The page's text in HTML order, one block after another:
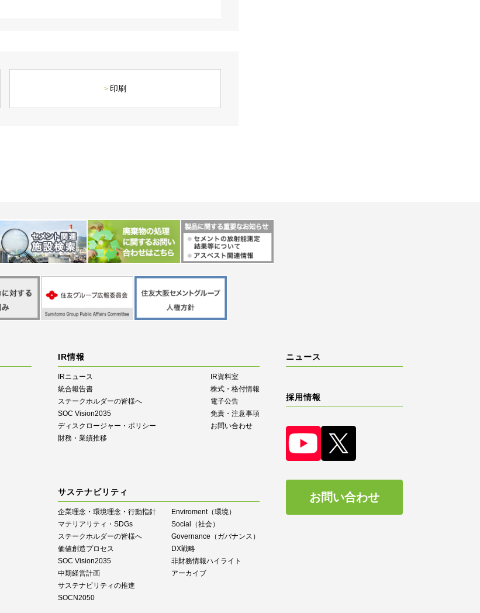
印刷
IR情報
IRニュース
統合報告書
ステークホルダーの皆様へ
SOC Vision2035
ディスクロージャー・ポリシー
財務・業績推移
IR資料室
株式・格付情報
電子公告
免責・注意事項
お問い合わせ
サステナビリティ
企業理念・環境理念・行動指針
マテリアリティ・SDGs
ステークホルダーの皆様へ
価値創造プロセス
SOC Vision2035
中期経営計画
サステナビリティの推進
SOCN2050
Enviroment（環境）
Social（社会）
Governance（ガバナンス）
DX戦略
⾮財務情報ハイライト
アーカイブ
ニュース
採用情報
お問い合わせ